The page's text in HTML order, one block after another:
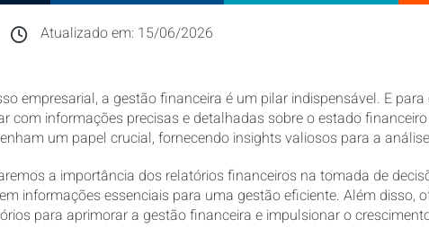
Atualizado em: 15/06/2026
empresarial, a gestão financeira é um pilar indispensável. E
com informações precisas e detalhadas sobre o estado
um papel crucial, fornecendo insights valiosos para a
a importância dos relatórios financeiros na tomada de
informações essenciais para uma gestão eficiente. Além disso,
para aprimorar a gestão financeira e impulsionar o